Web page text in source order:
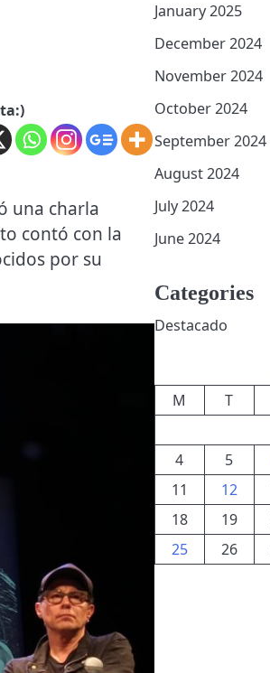
una charla
contó con la
por su
January 2025
December 2024
November 2024
October 2024
September 2024
August 2024
July 2024
June 2024
Categories
Destacado
M
T
4
5
11
12
18
19
25
26